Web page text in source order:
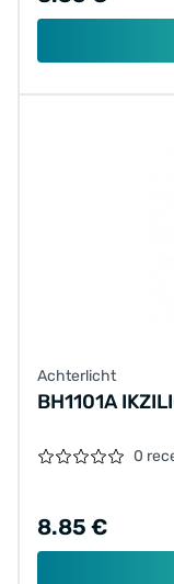
Achterlicht
BH1101A
0
8.85 €